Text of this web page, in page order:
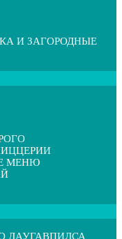
И ЗАГОРОДНЫЕ
МЕНЮ
ДАУГАВПИЛСА